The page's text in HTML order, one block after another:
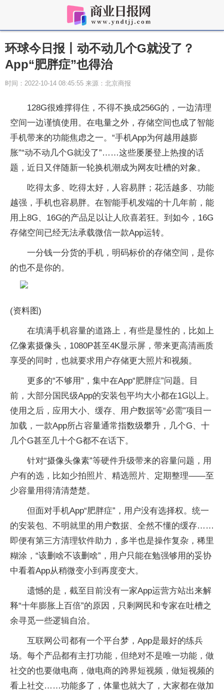
环球今日报丨动不动几个G就没了？
App“肥胖症”也得治
时间：2022-10-14 08:45:55 来源：北京商报
128G很难撑得住，不得不换成256G的，一边清理
空间一边谨慎使用。在电量之外，存储空间也成了智能
手机带来的功能焦虑之一。“手机App为何越用越膨
胀”“动不动几个G就没了”……这些屡屡登上热搜的话
题，近日又伴随新一轮换机潮成为网友吐槽的对象。
吃得太多、吃得太好，人容易胖；花活越多、功能
越强，手机也容易胖。在智能手机发端的十几年前，能
用上8G、16G的产品足以让人欣喜若狂。到如今，16G
存储空间已经无法承载微信一款App运转。
一分钱一分货的手机，明码标价的存储空间，是你
的也不是你的。
(资料图)
在填满手机容量的道路上，有些是显性的，比如上
亿像素摄像头，1080P甚至4K显示屏，带来更高清画质
享受的同时，也就要求用户存储更大照片和视频。
更多的“不够用”，集中在App“肥胖症”问题。目
前，大部分国民级App的安装包平均大小都在1G以上。
使用之后，应用大小、缓存、用户数据等“必需”项目一
加载，一款App所占容量通常指数级攀升，几个G、十
几个G甚至几十个G都不在话下。
针对“摄像头像素”等硬件升级带来的容量问题，用
户有的选，比如少拍照片、精选照片、定期整理——至
少容量用得清清楚楚。
但面对手机App“肥胖症”，用户没有选择权。统一
的安装包、不明就里的用户数据、全然不懂的缓存……
即便有第三方清理软件助力，多半也是操作复杂，稀里
糊涂，“该删啥不该删啥”，用户只能在勉强够用的妥协
中看着App从稍微变小到再度变大。
遗憾的是，截至目前没有一家App运营方站出来解
释“十年膨胀上百倍”的原因，只剩网民和专家在吐槽之
余寻觅一些逻辑自洽。
互联网公司都有一个平台梦，App是最好的练兵
场。每个产品都有主打功能，但绝对不是唯一功能，做
社交的也要做电商，做电商的跨界短视频，做短视频的
看上社交……功能多了，体量也就大了，大家都在做加